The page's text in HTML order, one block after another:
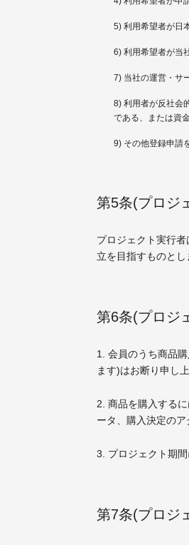
5) 利用希望者が日
6) 利用希望者が当
7) 当社の運営・サ
8) 利用者が反社会
である、または資
9) その他登録申請
第5条(プロジ
プロジェクト実行
立を目指すものとし
第6条(プロジ
1. 会員のうち商品
ます)はお断り申し上
2. 商品を購入する
ータ、購入決定の
3. プロジェクト期
第7条(プロジ